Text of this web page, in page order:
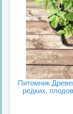
Питомник
редких,